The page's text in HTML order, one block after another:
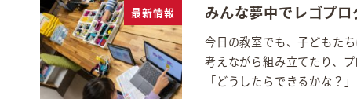
最新情報 みんな夢中でレゴプロ
今日の教室でも、子どもた
考えながら組み立てたり、
「どうしたらできるかな？